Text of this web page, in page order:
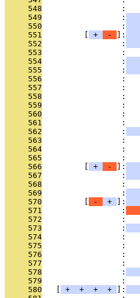
     548
:
     549
                 :
     550
                 :
     551
+ - ]:
     552
                 :
     553
:
     554
                 :
     555
                 :
     556
:
     557
:
     558
:
     559
:
     560
:
     561
:
     562
                 :
     563
:
     564
:
     565
:
     566
+ - ]:
     567
                 :
     568
:
     569
                 :
     570
- + ]:
     571
                 :
     572
:
     573
                 :
     574
:
     575
:
     576
:
     577
:
     578
                 :
     579
:
     580
+ + + + ]: